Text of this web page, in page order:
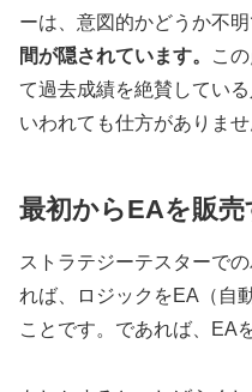
ーは、意図的かどうか不
間が隠されています。
こ
て過去成績を絶賛している
いわれても仕方がありませ
最初からEAを販売
ストラテジーテスターで
れば、ロジックをEA（自
ことです。であれば、EA